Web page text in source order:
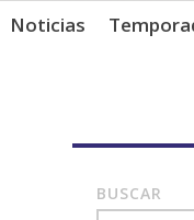
Noticias
BUSCAR